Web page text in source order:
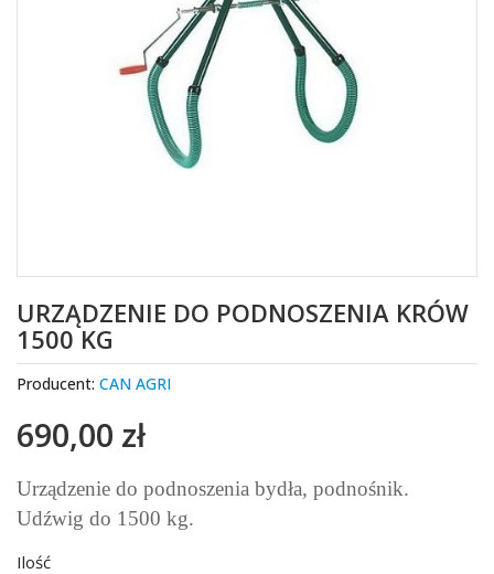
URZĄDZENIE DO PODNOSZENIA KRÓW
1500 KG
Producent: CAN AGRI
690,00 zł
Urządzenie do podnoszenia bydła, podnośnik.
Udźwig do 1500 kg.
Ilość